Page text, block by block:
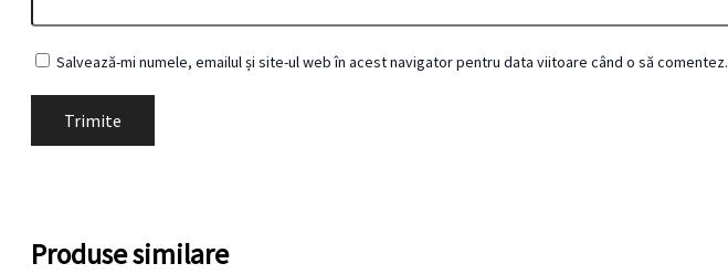
Salvează-mi numele, emailul și site-ul web în acest navigator pentru data viitoare când o să comentez.
Produse similare